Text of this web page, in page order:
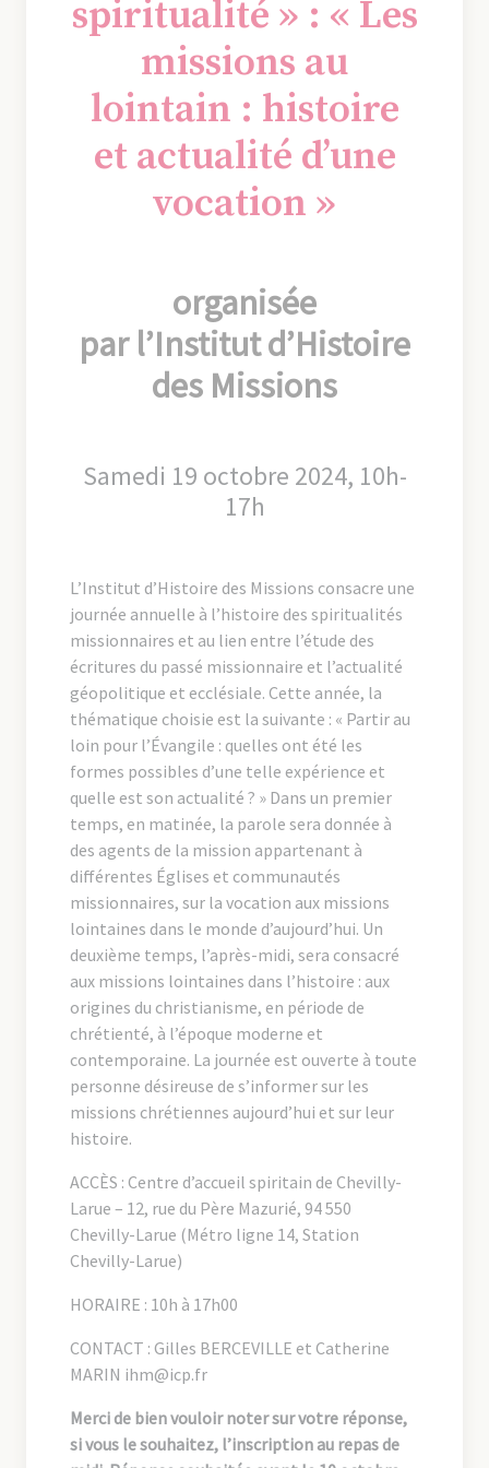
spiritualité » : « Les
missions au
lointain : histoire
et actualité d’une
vocation »
organisée
par l’Institut d’Histoire
des Missions
Samedi 19 octobre 2024, 10h-
17h
L’Institut d’Histoire des Missions consacre une
journée annuelle à l’histoire des spiritualités
missionnaires et au lien entre l’étude des
écritures du passé missionnaire et l’actualité
géopolitique et ecclésiale. Cette année, la
thématique choisie est la suivante : « Partir au
loin pour l’Évangile : quelles ont été les
formes possibles d’une telle expérience et
quelle est son actualité ? » Dans un premier
temps, en matinée, la parole sera donnée à
des agents de la mission appartenant à
différentes Églises et communautés
missionnaires, sur la vocation aux missions
lointaines dans le monde d’aujourd’hui. Un
deuxième temps, l’après-midi, sera consacré
aux missions lointaines dans l’histoire : aux
origines du christianisme, en période de
chrétienté, à l’époque moderne et
contemporaine. La journée est ouverte à toute
personne désireuse de s’informer sur les
missions chrétiennes aujourd’hui et sur leur
histoire.
ACCÈS : Centre d’accueil spiritain de Chevilly-
Larue – 12, rue du Père Mazurié, 94 550
Chevilly-Larue (Métro ligne 14, Station
Chevilly-Larue)
HORAIRE : 10h à 17h00
CONTACT : Gilles BERCEVILLE et Catherine
MARIN ihm@icp.fr
Merci de bien vouloir noter sur votre réponse,
si vous le souhaitez, l’inscription au repas de